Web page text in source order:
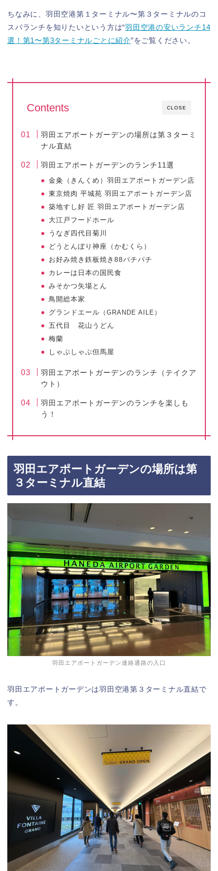
ちなみに、羽田空港第１ターミナル〜第３ターミナルのコ
スパランチを知りたいという方は“羽田空港の安いランチ14
選！第1〜第3ターミナルごとに紹介”をご覧ください。
CLOSE
Contents
羽田エアポートガーデンの場所は第３ターミ
ナル直結
羽田エアポートガーデンのランチ11選
金粂（きんくめ）羽田エアポートガーデン店
東京焼肉 平城苑 羽田エアポートガーデン店
築地すし好 匠 羽田エアポートガーデン店
大江戸フードホール
うなぎ四代目菊川
どうとんぼり神座（かむくら）
お好み焼き鉄板焼き88パチパチ
カレーは日本の国民食
みそかつ矢場とん
鳥開総本家
グランドエール （GRANDE AILE）
五代目 花山うどん
梅蘭
しゃぶしゃぶ但馬屋
羽田エアポートガーデンのランチ（テイクア
ウト）
羽田エアポートガーデンのランチを楽しも
う！
羽田エアポートガーデンの場所は第
３ターミナル直結
羽田エアポートガーデン連絡通路の入口
羽田エアポートガーデンは羽田空港第３ターミナル直結で
す。